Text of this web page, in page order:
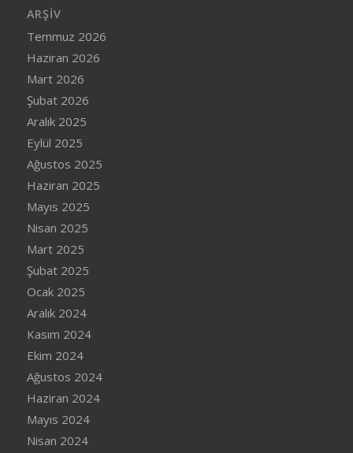
ARŞIV
Temmuz 2026
Haziran 2026
Mart 2026
Şubat 2026
Aralık 2025
Eylül 2025
Ağustos 2025
Haziran 2025
Mayıs 2025
Nisan 2025
Mart 2025
Şubat 2025
Ocak 2025
Aralık 2024
Kasım 2024
Ekim 2024
Ağustos 2024
Haziran 2024
Mayıs 2024
Nisan 2024